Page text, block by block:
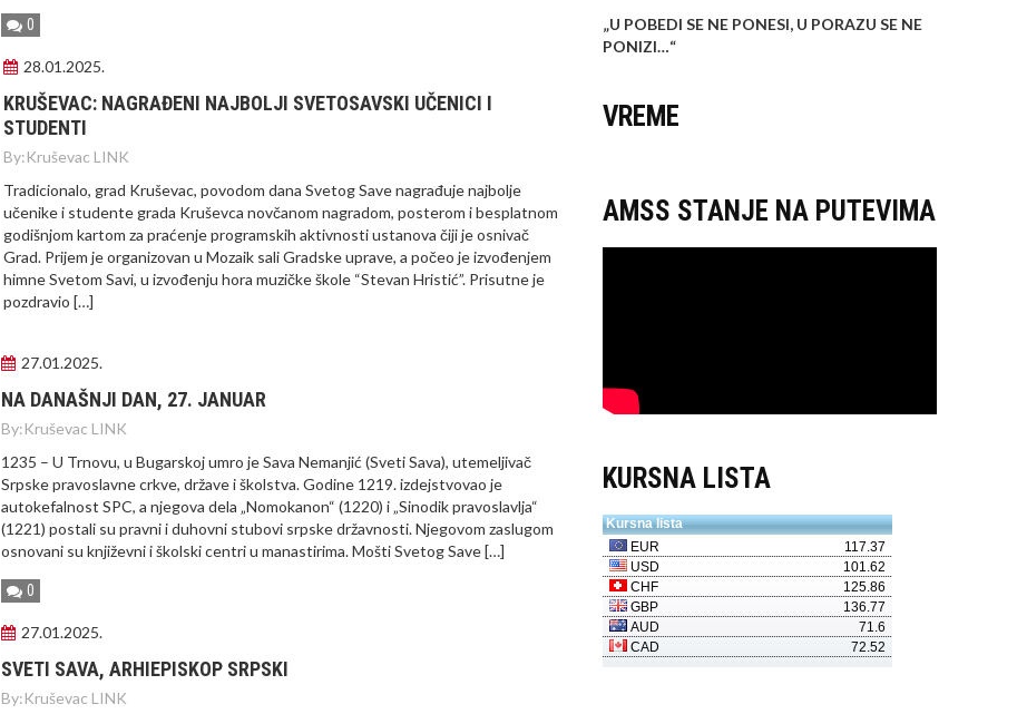
0
28.01.2025.
KRUŠEVAC: NAGRAĐENI NAJBOLJI SVETOSAVSKI UČENICI I
STUDENTI
By:Kruševac LINK
Tradicionalo, grad Kruševac, povodom dana Svetog Save nagrađuje najbolje
učenike i studente grada Kruševca novčanom nagradom, posterom i besplatnom
godišnjom kartom za praćenje programskih aktivnosti ustanova čiji je osnivač
Grad. Prijem je organizovan u Mozaik sali Gradske uprave, a počeo je izvođenjem
himne Svetom Savi, u izvođenju hora muzičke škole “Stevan Hristić”. Prisutne je
pozdravio […]
27.01.2025.
NA DANAŠNJI DAN, 27. JANUAR
By:Kruševac LINK
1235 – U Trnovu, u Bugarskoj umro je Sava Nemanjić (Sveti Sava), utemeljivač
Srpske pravoslavne crkve, države i školstva. Godine 1219. izdejstvovao je
autokefalnost SPC, a njegova dela „Nomokanon“ (1220) i „Sinodik pravoslavlja“
(1221) postali su pravni i duhovni stubovi srpske državnosti. Njegovom zaslugom
osnovani su književni i školski centri u manastirima. Mošti Svetog Save […]
0
27.01.2025.
SVETI SAVA, ARHIEPISKOP SRPSKI
By:Kruševac LINK
„U POBEDI SE NE PONESI, U PORAZU SE NE
PONIZI…“
VREME
AMSS STANJE NA PUTEVIMA
KURSNA LISTA